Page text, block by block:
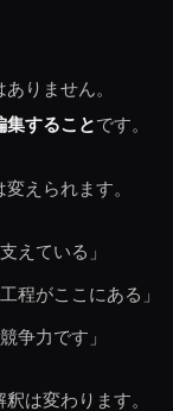
りません。
集することです。
えられます。
えている」
程がここにある」
争力です」
は変わります。